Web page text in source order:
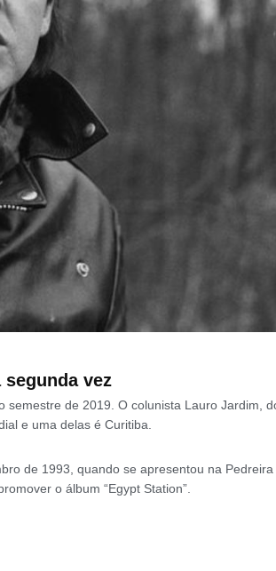
vez
de 2019. O colunista Lauro Jardim,
e uma delas é Curitiba.
de 1993, quando se apresentou na Pedreira
o álbum “Egypt Station”.